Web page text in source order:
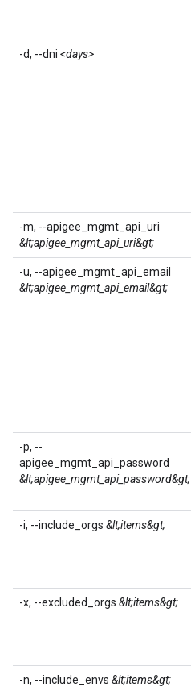
-d, --dni <days>
-m, --apigee_mgmt_api_uri
&lt;apigee_mgmt_api_uri&gt;
-u, --apigee_mgmt_api_email
&lt;apigee_mgmt_api_email&gt;
-p, --
apigee_mgmt_api_password
&lt;apigee_mgmt_api_password&gt;
-i, --include_orgs &lt;items&gt;
-x, --excluded_orgs &lt;items&gt;
-n, --include_envs &lt;items&gt;